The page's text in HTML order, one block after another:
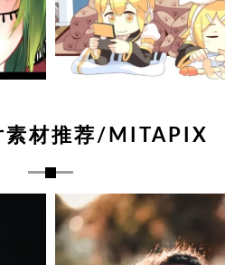
素材推荐/MITAPIX